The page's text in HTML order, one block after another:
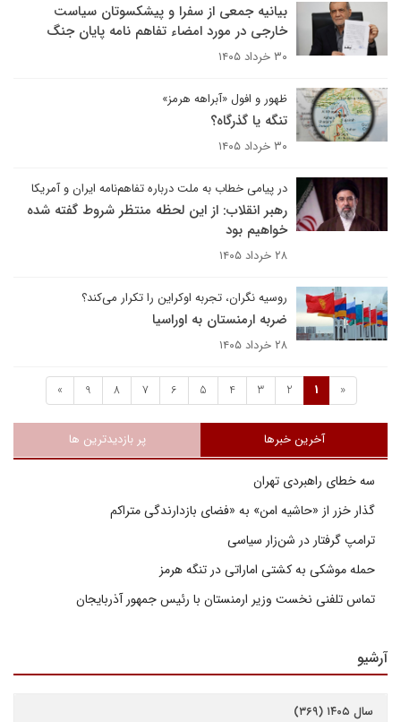
بیانیه جمعی از سفرا و پیشکسوتان سیاست
خارجی در مورد امضاء تفاهم نامه پایان جنگ
۳۰ خرداد ۱۴۰۵
ظهور و افول «آبراهه هرمز»‌
تنگه یا گذرگاه؟
۳۰ خرداد ۱۴۰۵
در پیامی خطاب به ملت درباره تفاهم‌نامه ایران و آمریکا
رهبر انقلاب: از این لحظه منتظر شروط گفته شده
خواهیم بود
۲۸ خرداد ۱۴۰۵
روسیه نگران، تجربه اوکراین را تکرار می‌کند؟
ضربه ارمنستان به اوراسیا
۲۸ خرداد ۱۴۰۵
«
1
2
3
4
5
6
7
8
9
»
آخرین خبرها پر بازدیدترین ها
سه خطای راهبردی تهران
گذار خزر از «حاشیه امن» به «فضای بازدارندگی متراکم
ترامپ گرفتار در شن‌زار سیاسی
حمله موشکی به کشتی اماراتی در تنگه هرمز
تماس تلفنی نخست وزیر ارمنستان با رئیس جمهور آذربایجان
آرشیو
سال ۱۴۰۵ (۳۶۹)